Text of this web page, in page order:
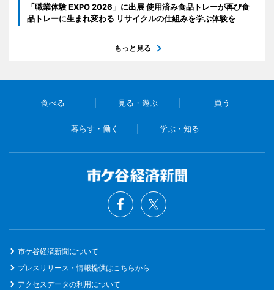
「職業体験 EXPO 2026」に出展 使用済み食品トレーが再び食
品トレーに生まれ変わる リサイクルの仕組みを学ぶ体験を
もっと見る
食べる 見る・遊ぶ 買う
暮らす・働く 学ぶ・知る
市ケ谷経済新聞について
プレスリリース・情報提供はこちらから
アクセスデータの利用について